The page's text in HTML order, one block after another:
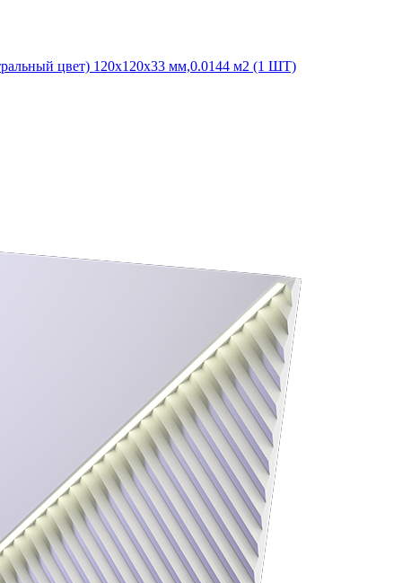
цвет) 120x120x33 мм,0.0144 м2 (1 ШТ)